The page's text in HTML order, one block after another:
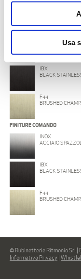
Usa
FINITURE CORPO
ACCIAIO
IBX
BLACK
F44
BRUSHED
FINITURE COMANDO
INOX
ACCIAIO
IBX
BLACK
F44
BRUSHED
© Rubinetterie Ritmonio Srl |
Informativa Privacy